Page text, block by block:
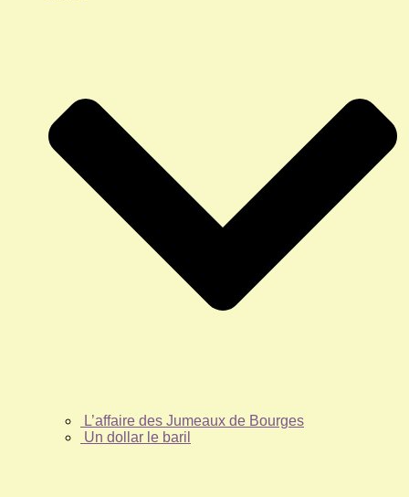
L’affaire des Jumeaux de Bourges
Un dollar le baril